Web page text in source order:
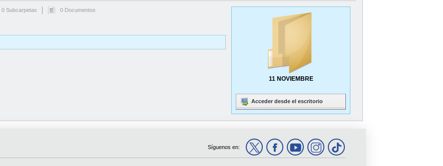
0 Subcarpetas 0 Documentos
11 NOVIEMBRE
Acceder desde el escritorio
Síguenos en: